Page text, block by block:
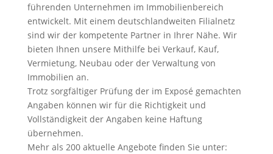
führenden Unternehmen im Immobilienbereich
entwickelt. Mit einem deutschlandweiten Filialnetz
sind wir der kompetente Partner in Ihrer Nähe. Wir
bieten Ihnen unsere Mithilfe bei Verkauf, Kauf,
Vermietung, Neubau oder der Verwaltung von
Immobilien an.
Trotz sorgfältiger Prüfung der im Exposé gemachten
Angaben können wir für die Richtigkeit und
Vollständigkeit der Angaben keine Haftung
übernehmen.
Mehr als 200 aktuelle Angebote finden Sie unter: